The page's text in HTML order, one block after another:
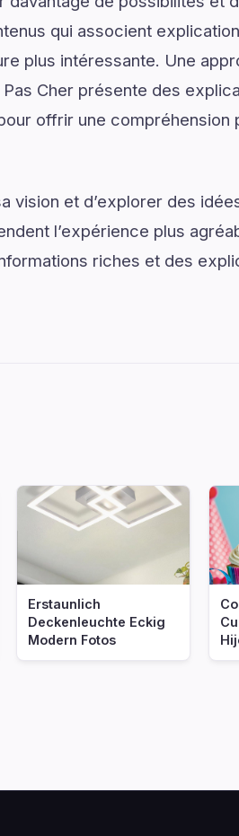
qui associent
plus intéressante. Une
Cher présente des
offrir une compréhension
vision et d’explorer des
l’expérience plus
riches et des
Erstaunlich
Deckenleuchte Eckig
Modern Fotos